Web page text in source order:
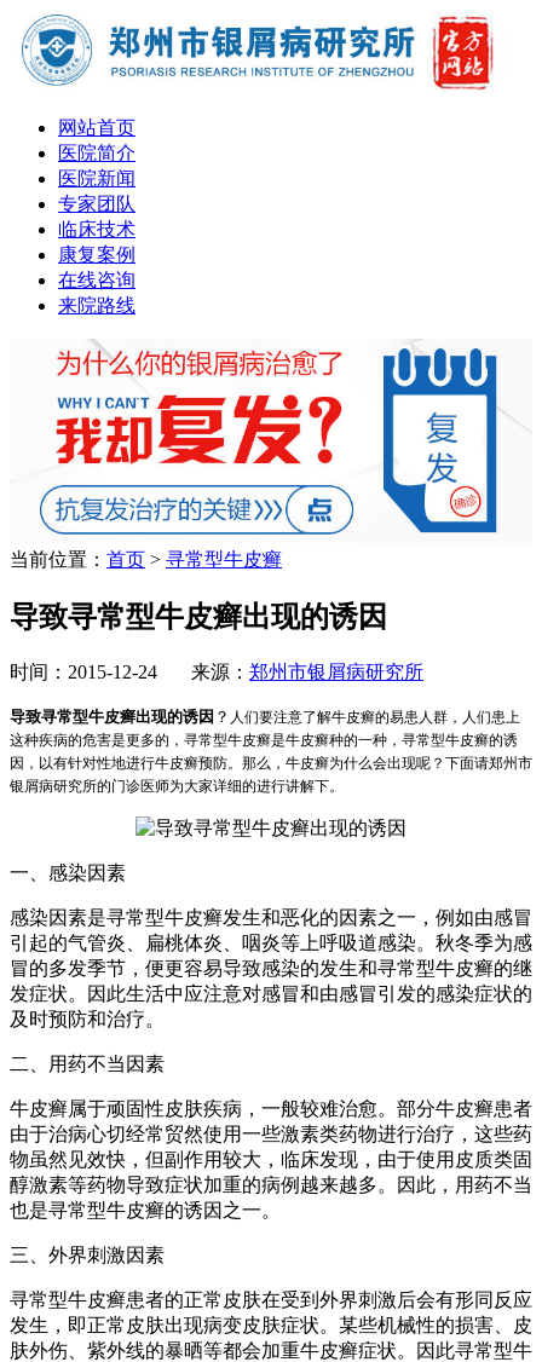
网站首页
医院简介
医院新闻
专家团队
临床技术
康复案例
在线咨询
来院路线
当前位置： 首页 > 寻常型牛皮癣
导致寻常型牛皮癣出现的诱因
时间：2015-12-24 来源： 郑州市银屑病研究所
导致寻常型牛皮癣出现的诱因 ？ 人们要注意了解牛皮癣的易患人群，人们患上
这种疾病的危害是更多的，寻常型牛皮癣是牛皮癣种的一种，寻常型牛皮癣的诱
因，以有针对性地进行牛皮癣预防。那么，牛皮癣为什么会出现呢？下面请郑州市
银屑病研究所的门诊医师为大家详细的进行讲解下。
一、感染因素
感染因素是寻常型牛皮癣发生和恶化的因素之一，例如由感冒
引起的气管炎、扁桃体炎、咽炎等上呼吸道感染。秋冬季为感
冒的多发季节，便更容易导致感染的发生和寻常型牛皮癣的继
发症状。因此生活中应注意对感冒和由感冒引发的感染症状的
及时预防和治疗。
二、用药不当因素
牛皮癣属于顽固性皮肤疾病，一般较难治愈。部分牛皮癣患者
由于治病心切经常贸然使用一些激素类药物进行治疗，这些药
物虽然见效快，但副作用较大，临床发现，由于使用皮质类固
醇激素等药物导致症状加重的病例越来越多。因此，用药不当
也是寻常型牛皮癣的诱因之一。
三、外界刺激因素
寻常型牛皮癣患者的正常皮肤在受到外界刺激后会有形同反应
发生，即正常皮肤出现病变皮肤症状。某些机械性的损害、皮
肤外伤、紫外线的暴晒等都会加重牛皮癣症状。因此寻常型牛